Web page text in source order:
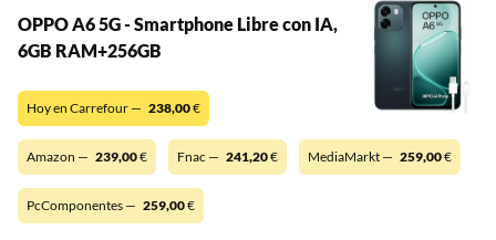
OPPO A6 5G - Smartphone Libre con IA,
6GB RAM+256GB
Hoy en Carrefour — 238,00€
Amazon — 239,00€ Fnac — 241,20€ MediaMarkt — 259,00€
PcComponentes — 259,00€